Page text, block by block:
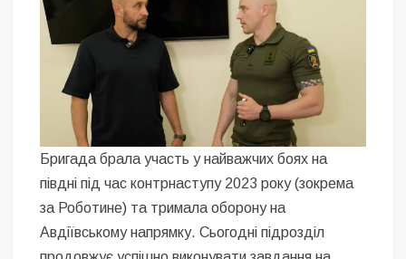
Бригада брала участь у найважчих боях на
півдні під час контрнаступу 2023 року (зокрема
за Роботине) та тримала оборону на
Авдіївському напрямку. Сьогодні підрозділ